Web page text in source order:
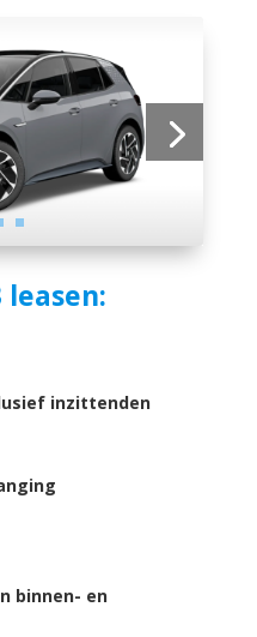
inzittenden
binnen- en